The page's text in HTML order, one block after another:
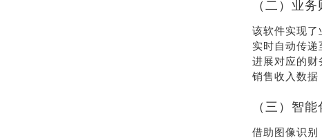
（二）业
该软件实现
实时自动传
进展对应的财
销售收入数据
（三）智
借助图像识